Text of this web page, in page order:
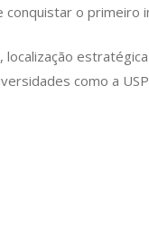
o primeiro
como a